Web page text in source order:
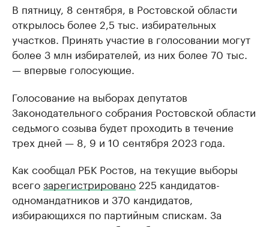
В пятницу, 8 сентября, в Ростовской области
открылось более 2,5 тыс. избирательных
участков. Принять участие в голосовании могут
более 3 млн избирателей, из них более 70 тыс.
— впервые голосующие.
Голосование на выборах депутатов
Законодательного собрания Ростовской области
седьмого созыва будет проходить в течение
трех дней — 8, 9 и 10 сентября 2023 года.
Как сообщал РБК Ростов, на текущие выборы
всегозарегистрировано 225 кандидатов-
одномандатников и 370 кандидатов,
избирающихся по партийным спискам. За